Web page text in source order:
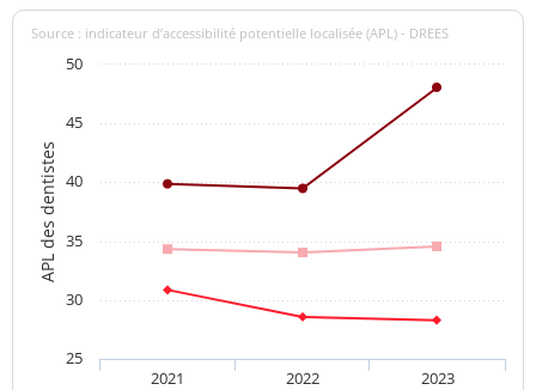
APL des dentistes
Source : indicateur d’accessibilité potentielle localisée (APL) - DREES
2021 2022 2023
25
30
35
40
45
50